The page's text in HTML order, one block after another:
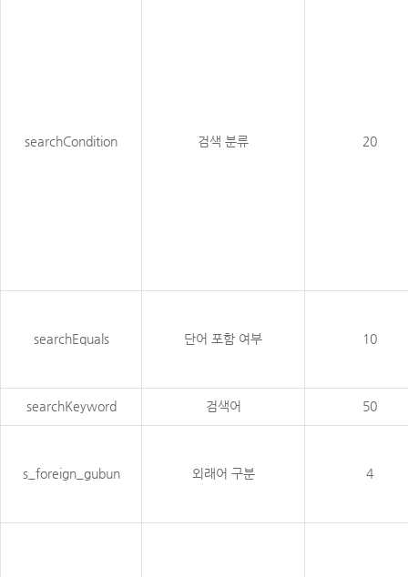
searchCondition 검색 분류 20
searchEquals 단어 포함 여부 10
searchKeyword 검색어 50
s_foreign_gubun 외래어 구분 4